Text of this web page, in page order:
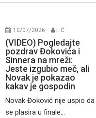
10/07/2026 I. Ć.
(VIDEO) Pogledajte
pozdrav Đokovića i
Sinnera na mreži:
Jeste izgubio meč, ali
Novak je pokazao
kakav je gospodin
Novak Đoković nije uspio da
se plasira u finale...